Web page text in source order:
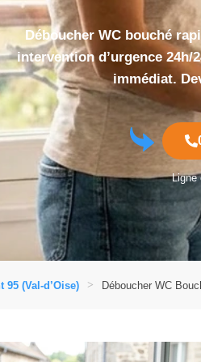
Déboucher WC bouché
intervention d’urgence
immédiat.
Ligne
(Val-d’Oise) Déboucher WC